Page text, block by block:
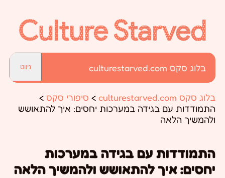
בלוג סקס culturestarved.com ניווט
בלוג סקס culturestarved.com > סיפורי סקס >
התמודדות עם בגידה במערכות יחסים: איך להתאושש
ולהמשיך הלאה
התמודדות עם בגידה במערכות
יחסים: איך להתאושש ולהמשיך הלאה